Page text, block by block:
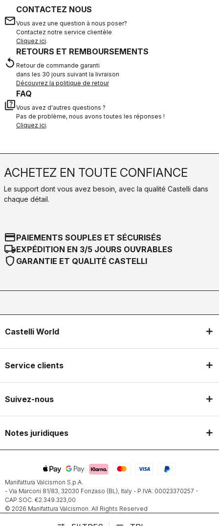
email
CONTACTEZ NOUS
Vous avez une question à nous poser?
Contactez notre service clientèle
Cliquez ici.
replay
RETOURS ET REMBOURSEMENTS
Retour de commande garanti
dans les 30 jours suivant la livraison
Découvrez la politique de retour
quiz
FAQ
Vous avez d'autres questions ?
Pas de problème, nous avons toutes les réponses !
Cliquez ici.
ACHETEZ EN TOUTE CONFIANCE
Le support dont vous avez besoin, avec la qualité Castelli dans
chaque détail.
credit_cardPAIEMENTS SOUPLES ET SÉCURISÉS
local_shippingEXPÉDITION EN 3/5 JOURS OUVRABLES
shield GARANTIE ET QUALITÉ CASTELLI
Castelli World
Service clients
Suivez-nous
Notes juridiques
Manifattura Valcismon S.p.A.
- Via Marconi 81/83, 32030 Fonzaso (BL), Italy - P.IVA: 00023370257 -
CAP.SOC. €2.349.323,00
© 2026 Manifattura Valcismon. All Rights Reserved